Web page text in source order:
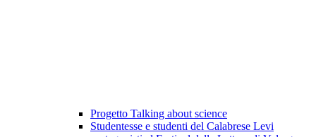
Progetto Talking about science
Studentesse e studenti del Calabrese Levi